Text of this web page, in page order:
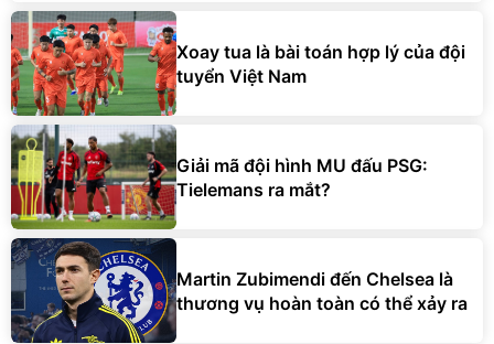
Xoay tua là bài toán hợp lý của đội
tuyển Việt Nam
Giải mã đội hình MU đấu PSG:
Tielemans ra mắt?
Martin Zubimendi đến Chelsea là
thương vụ hoàn toàn có thể xảy ra